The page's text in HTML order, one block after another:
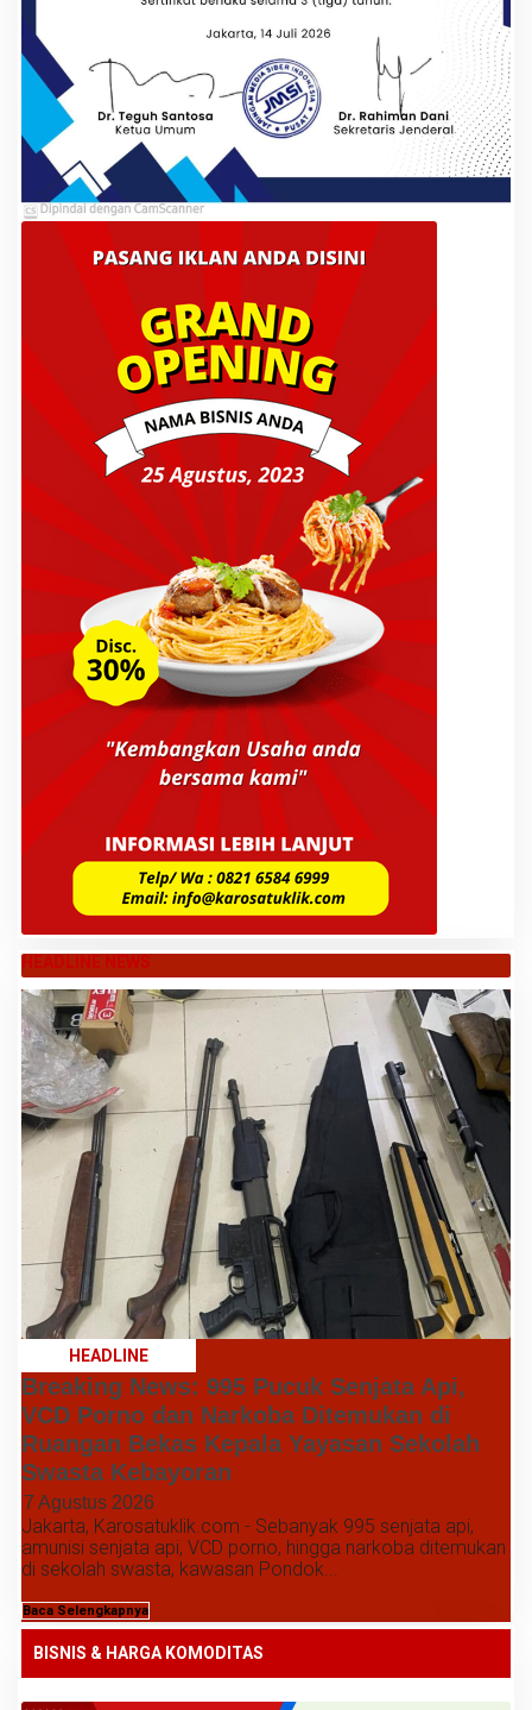
HEADLINE NEWS
HEADLINE
Breaking News: 995 Pucuk Senjata Api,
VCD Porno dan Narkoba Ditemukan di
Ruangan Bekas Kepala Yayasan Sekolah
Swasta Kebayoran
7 Agustus 2026
Jakarta, Karosatuklik.com - Sebanyak 995 senjata api,
amunisi senjata api, VCD porno, hingga narkoba ditemukan
di sekolah swasta, kawasan Pondok...
Baca Selengkapnya
BISNIS & HARGA KOMODITAS